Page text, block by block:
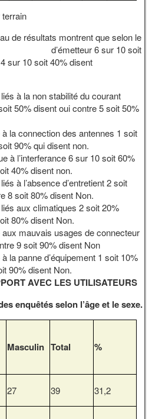
de résultats montrent que selon le
d’émetteur 6 sur 10 soit
4 sur 10 soit 40% disent
à la non stabilité du courant
50% disent oui contre 5 soit 50%
la connection des antennes 1 soit
90% qui disent non.
à l’interferance 6 sur 10 soit 60%
40% disent non.
à l’absence d’entretient 2 soit
8 soit 80% disent Non.
aux climatiques 2 soit 20%
80% disent Non.
mauvais usages de connecteur
9 soit 90% disent Non
la panne d’équipement 1 soit 10%
90% disent Non.
AVEC LES UTILISATEURS
enquêtés selon l’âge et le sexe.
Masculin Total %
27 39 31,2